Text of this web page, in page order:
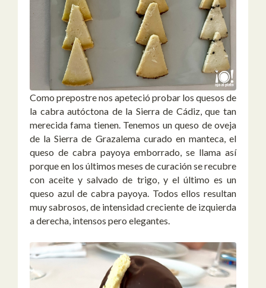
Como prepostre nos apeteció probar los quesos de
la cabra autóctona de la Sierra de Cádiz, que tan
merecida fama tienen. Tenemos un queso de oveja
de la Sierra de Grazalema curado en manteca, el
queso de cabra payoya emborrado, se llama así
porque en los últimos meses de curación se recubre
con aceite y salvado de trigo, y el último es un
queso azul de cabra payoya. Todos ellos resultan
muy sabrosos, de intensidad creciente de izquierda
a derecha, intensos pero elegantes.